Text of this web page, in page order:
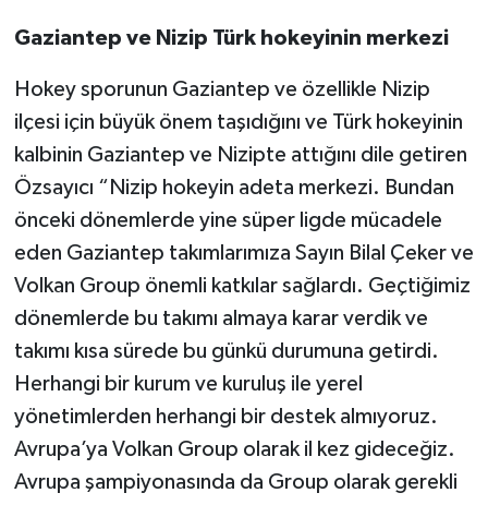
Gaziantep ve Nizip Türk hokeyinin merkezi
Hokey sporunun Gaziantep ve özellikle Nizip
ilçesi için büyük önem taşıdığını ve Türk hokeyinin
kalbinin Gaziantep ve Nizipte attığını dile getiren
Özsayıcı “Nizip hokeyin adeta merkezi. Bundan
önceki dönemlerde yine süper ligde mücadele
eden Gaziantep takımlarımıza Sayın Bilal Çeker ve
Volkan Group önemli katkılar sağlardı. Geçtiğimiz
dönemlerde bu takımı almaya karar verdik ve
takımı kısa sürede bu günkü durumuna getirdi.
Herhangi bir kurum ve kuruluş ile yerel
yönetimlerden herhangi bir destek almıyoruz.
Avrupa’ya Volkan Group olarak il kez gideceğiz.
Avrupa şampiyonasında da Group olarak gerekli